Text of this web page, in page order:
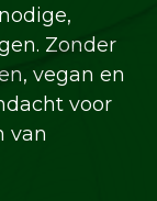
Zonder
vegan en
voor
van